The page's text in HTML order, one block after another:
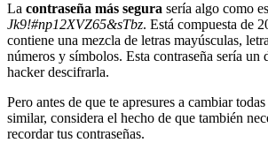
La contraseña más segura sería algo como
Jk9!#np12XVZ65&sTbz. Está compuesta de
contiene una mezcla de letras mayúsculas,
números y símbolos. Esta contraseña sería un
hacker descifrarla.
Pero antes de que te apresures a cambiar
similar, considera el hecho de que también
recordar tus contraseñas.